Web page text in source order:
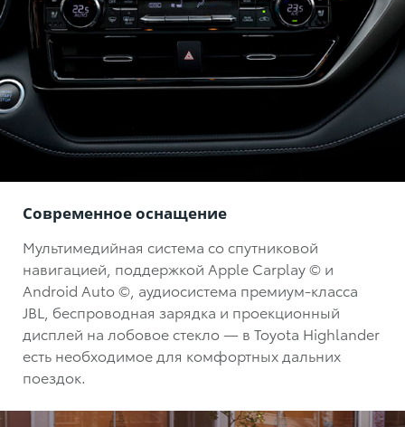
Современное оснащение
Мультимедийная система со спутниковой
навигацией, поддержкой Apple Carplay © и
Android Auto ©, аудиосистема премиум-класса
JBL, беспроводная зарядка и проекционный
дисплей на лобовое стекло — в Toyota Highlander
есть необходимое для комфортных дальних
поездок.